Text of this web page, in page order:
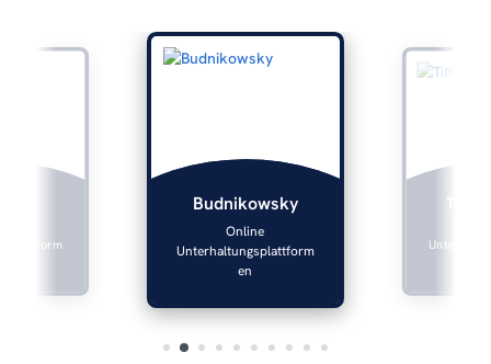
Budnikowsky
Online
Unterhaltungsplattform
en